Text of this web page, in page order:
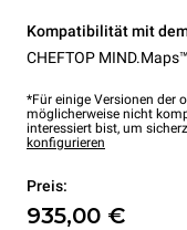
Kompatibilität mit
CHEFTOP
*Für einige Versionen der
möglicherweise nicht
interessiert bist, um
konfigurieren
Preis:
935,00 €